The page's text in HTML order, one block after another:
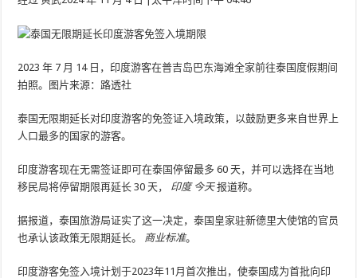
2023 年 7 月 14 日，印度游客在普吉岛巴东海滩全家前往泰国度假期间
拍照。图片来源：路透社
泰国无限期延长对印度游客的免签证入境政策，以鼓励更多来自世界上
人口最多的国家的游客。
印度游客现在无需签证即可在泰国停留最多 60 天，并可以选择在当地
移民局将停留期限再延长 30 天， 印度 今天报道称。
据报道，泰国旅游局证实了这一决定，泰国皇家驻新德里大使馆的官员
也承认该政策无限期延长。
商业标准。
印度游客免签入境计划于2023年11月首次推出，使泰国成为首批向印